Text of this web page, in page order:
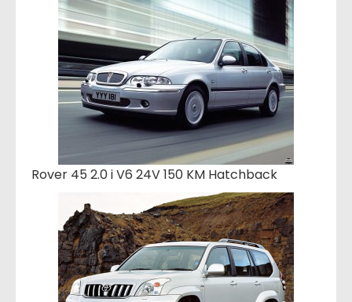
Rover 45 2.0 i V6 24V 150 KM Hatchback